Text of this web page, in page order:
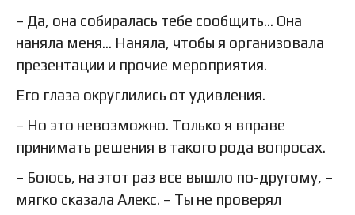
– Да, она собиралась тебе сообщить… Она
наняла меня… Наняла, чтобы я организовала
презентации и прочие мероприятия.
Его глаза округлились от удивления.
– Но это невозможно. Только я вправе
принимать решения в такого рода вопросах.
– Боюсь, на этот раз все вышло по-другому, –
мягко сказала Алекс. – Ты не проверял